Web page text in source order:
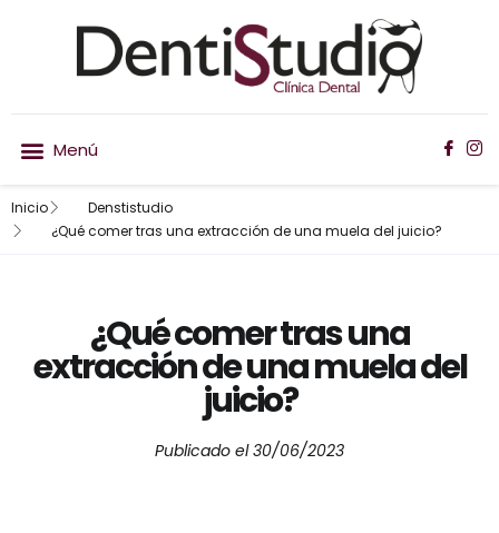
Inicio
Denstistudio
¿Qué comer tras una extracción de una muela del juicio?
¿Qué comer tras una
extracción de una muela del
juicio?
Publicado el30/06/2023